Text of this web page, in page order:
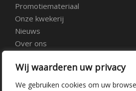
Wij waarderen uw privacy
We gebruiken cookies om uw
Promotiemateriaal
Onze kwekerij
Nieuws
Over ons
Vacatures
Contact